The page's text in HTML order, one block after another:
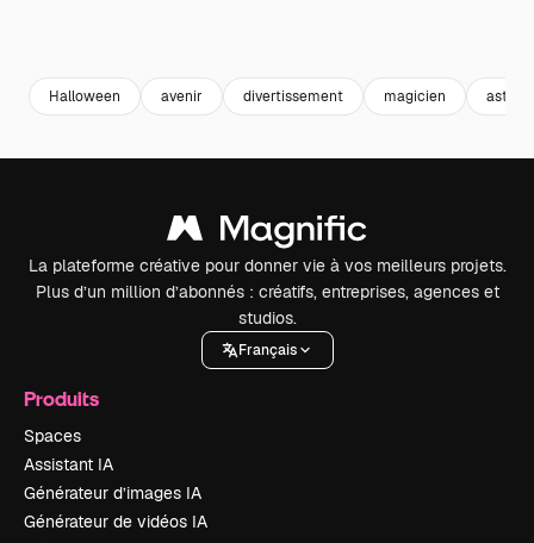
Halloween avenir divertissement magicien
La plateforme créative pour donner vie à vos meilleurs projets.
Plus d’un million d’abonnés : créatifs, entreprises, agences et
studios.
Français
Produits
Spaces
Assistant IA
Générateur d’images IA
Générateur de vidéos IA